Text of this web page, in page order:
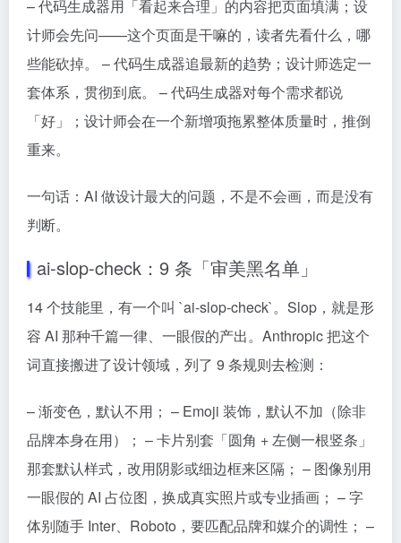
– 代码生成器用「看起来合理」的内容把页面填满；设
计师会先问——这个页面是干嘛的，读者先看什么，哪
些能砍掉。 – 代码生成器追最新的趋势；设计师选定一
套体系，贯彻到底。 – 代码生成器对每个需求都说
「好」；设计师会在一个新增项拖累整体质量时，推倒
重来。
一句话：AI 做设计最大的问题，不是不会画，而是没有
判断。
ai-slop-check：9 条「审美黑名单」
14 个技能里，有一个叫 `ai-slop-check`。Slop，就是形
容 AI 那种千篇一律、一眼假的产出。Anthropic 把这个
词直接搬进了设计领域，列了 9 条规则去检测：
– 渐变色，默认不用； – Emoji 装饰，默认不加（除非
品牌本身在用）； – 卡片别套「圆角 + 左侧一根竖条」
那套默认样式，改用阴影或细边框来区隔； – 图像别用
一眼假的 AI 占位图，换成真实照片或专业插画； – 字
体别随手 Inter、Roboto，要匹配品牌和媒介的调性； –